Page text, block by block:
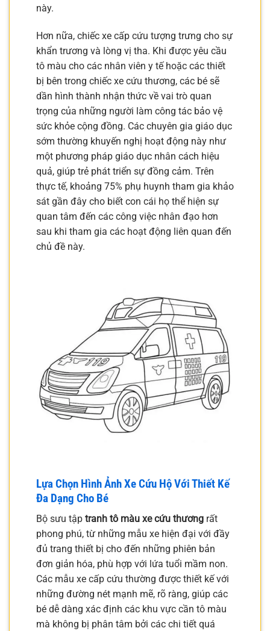
này.
Hơn nữa, chiếc xe cấp cứu tượng trưng cho sự
khẩn trương và lòng vị tha. Khi được yêu cầu
tô màu cho các nhân viên y tế hoặc các thiết
bị bên trong chiếc xe cứu thương, các bé sẽ
dần hình thành nhận thức về vai trò quan
trọng của những người làm công tác bảo vệ
sức khỏe cộng đồng. Các chuyên gia giáo dục
sớm thường khuyến nghị hoạt động này như
một phương pháp giáo dục nhân cách hiệu
quả, giúp trẻ phát triển sự đồng cảm. Trên
thực tế, khoảng 75% phụ huynh tham gia khảo
sát gần đây cho biết con cái họ thể hiện sự
quan tâm đến các công việc nhân đạo hơn
sau khi tham gia các hoạt động liên quan đến
chủ đề này.
Lựa Chọn Hình Ảnh Xe Cứu Hộ Với Thiết Kế
Đa Dạng Cho Bé
Bộ sưu tập tranh tô màu xe cứu thương rất
phong phú, từ những mẫu xe hiện đại với đầy
đủ trang thiết bị cho đến những phiên bản
đơn giản hóa, phù hợp với lứa tuổi mầm non.
Các mẫu xe cấp cứu thường được thiết kế với
những đường nét mạnh mẽ, rõ ràng, giúp các
bé dễ dàng xác định các khu vực cần tô màu
mà không bị phân tâm bởi các chi tiết quá